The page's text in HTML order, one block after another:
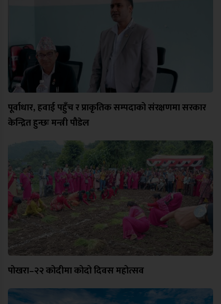
पूर्वाधार, हवाई पहुँच र प्राकृतिक सम्पदाको संरक्षणमा सरकार
केन्द्रित हुन्छः मन्त्री पौडेल
पोखरा–२२ कोदीमा कोदो दिवस महोत्सव